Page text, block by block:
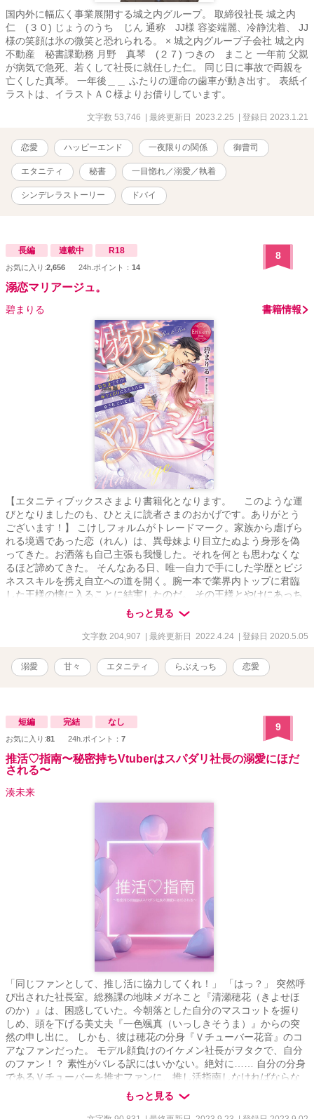
国内外に幅広く事業展開する城之内グループ。 取締役社長 城之内
仁 (３０) じょうのうち じん 通称 JJ様 容姿端麗、冷静沈着、 JJ
様の笑顔は氷の微笑と恐れられる。 × 城之内グループ子会社 城之内
不動産 秘書課勤務 月野 真琴 (２７) つきの まこと 一年前 父親
が病気で急死、若くして社長に就任した仁。 同じ日に事故で両親を
亡くした真琴。 一年後＿＿ ふたりの運命の歯車が動き出す。 表紙イ
ラストは、イラストＡＣ様よりお借りしています。
文字数 53,746 | 最終更新日 2023.2.25 | 登録日 2023.1.21
恋愛 ハッピーエンド 一夜限りの関係 御曹司
エタニティ 秘書 一目惚れ／溺愛／執着
シンデレラストーリー ドバイ
長編 連載中 R18
お気に入り:2,656 24h.ポイント： 14
8
溺恋マリアージュ。
碧まりる 書籍情報
【エタニティブックスさまより書籍化となります。 このような運
びとなりましたのも、ひとえに読者さまのおかげです。ありがとう
ございます！】 こけしフォルムがトレードマーク。家族から虐げら
れる境遇であった恋（れん）は、異母妹より目立たぬよう身形を偽
ってきた。お洒落も自己主張も我慢した。それを何とも思わなくな
るほど諦めてきた。 そんなある日、唯一自力で手にした学歴とビジ
ネススキルを携え自立への道を開く。腕一本で業界内トップに君臨
した王様の懐に入ることに結実したのだ。 その王様とやけにあっち
の相性が良さそうで？ 文句なしのイケメン。ドSの王様に心とカラ
ダがひん剥かれていくエタニティラブ＆シンデレラストーリー。 ＊
予告なくR18シーン入ります。 ＊ざまぁというよりスカッと目指し
もっと見る
文字数 204,907 | 最終更新日 2022.4.24 | 登録日 2020.5.05
溺愛 甘々 エタニティ らぶえっち 恋愛
短編 完結 なし
お気に入り:81 24h.ポイント： 7
9
推活♡指南〜秘密持ちVtuberはスパダリ社長の溺愛にほだ
される〜
湊未来
「同じファンとして、推し活に協力してくれ！」 「はっ？」 突然呼
び出された社長室。総務課の地味メガネこと『清瀬穂花（きよせほ
のか）』は、困惑していた。今朝落とした自分のマスコットを握り
しめ、頭を下げる美丈夫『一色颯真（いっしきそうま）』からの突
然の申し出に。 しかも、彼は穂花の分身『Ｖチューバー花音』のコ
アなファンだった。 モデル顔負けのイケメン社長がヲタクで、自分
のファン！？ 素性がバレる訳にはいかない。絶対に…… 自分の分身
であるＶチューバーを推すファンに、推し活指南しなければならな
くなった地味メガネＯＬと、並々ならぬ愛を『推し』に注ぐイケメ
ンヲタク社長とのハートフルラブコメディ。 果たして、イケメンヲ
もっと見る